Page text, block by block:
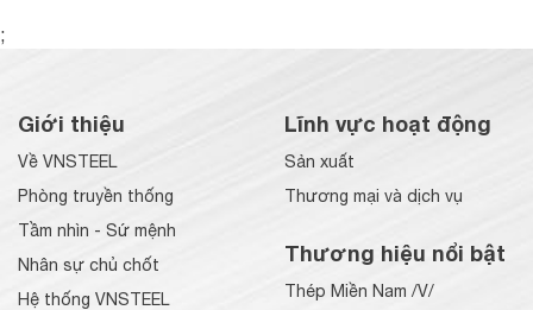
;
Giới thiệu
Về VNSTEEL
Phòng truyền thống
Tầm nhìn - Sứ mệnh
Nhân sự chủ chốt
Hệ thống VNSTEEL
Lĩnh vực hoạt động
Sản xuất
Thương mại và dịch vụ
Thương hiệu nổi bật
Thép Miền Nam /V/